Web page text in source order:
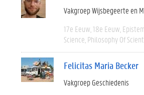
Vakgroep Wijsbegeerte en
17e Eeuw 18e Eeuw
Science Philosophy Of
Felicitas Maria Becker
Vakgroep Geschiedenis